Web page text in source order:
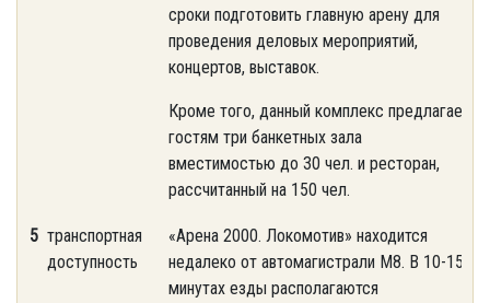
сроки подготовить главную арену для
проведения деловых мероприятий,
концертов, выставок.
Кроме того, данный комплекс предлагает
гостям три банкетных зала
вместимостью до 30 чел. и ресторан,
рассчитанный на 150 чел.
5 транспортная
доступность
«Арена 2000. Локомотив» находится
недалеко от автомагистрали М8. В 10-15
минутах езды располагаются